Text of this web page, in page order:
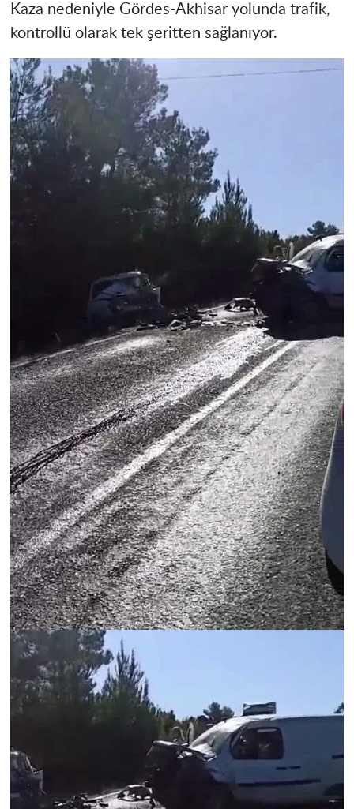
Kaza nedeniyle Gördes-Akhisar yolunda trafik,
kontrollü olarak tek şeritten sağlanıyor.